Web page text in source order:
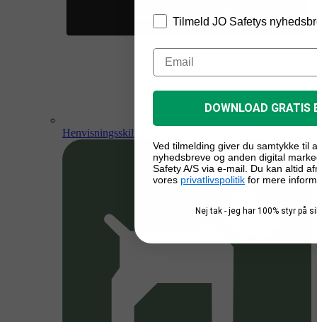
Henvisningsskilte
Tilmeld JO Safetys
DOWNLOAD GRATIS
Ved tilmelding giver du samtykke til
nyhedsbreve og anden digital
Safety A/S via e-mail. Du kan altid
vores privatlivspolitik for mere
Nej tak - jeg har 100% styr på